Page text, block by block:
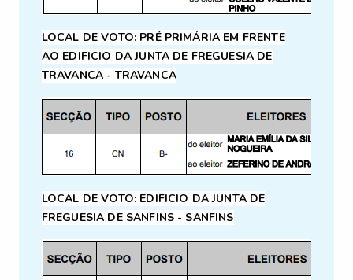
LOCAL DE VOTO: PRÉ PRIMÁRIA EM FRENTE
AO EDIFICIO DA JUNTA DE FREGUESIA DE
TRAVANCA - TRAVANCA
LOCAL DE VOTO: EDIFICIO DA JUNTA DE
FREGUESIA DE SANFINS - SANFINS